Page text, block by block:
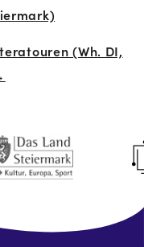
(Wh. DI,